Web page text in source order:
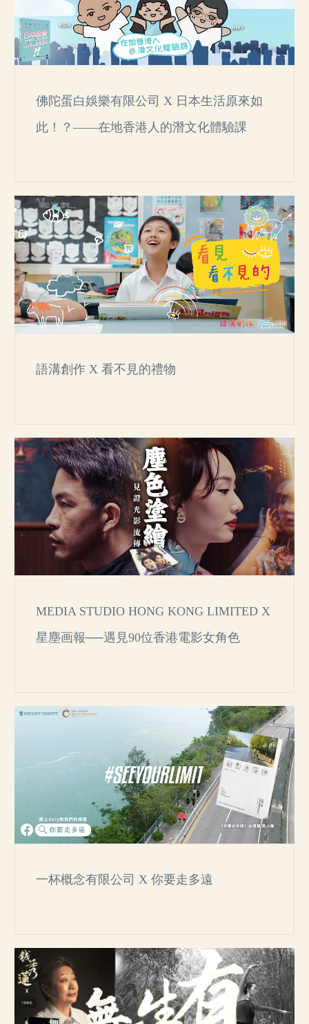
佛陀蛋白娛樂有限公司 X 日本生活原來如
此！？——在地香港人的潛文化體驗課
語溝創作 X 看不見的禮物
MEDIA STUDIO HONG KONG LIMITED X
星塵画報──遇見90位香港電影女角色
一杯概念有限公司 X 你要走多遠